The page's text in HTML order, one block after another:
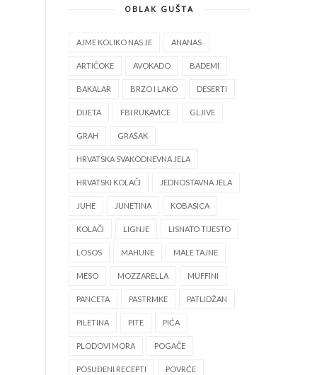
OBLAK GUŠTA
AJME KOLIKO NAS JE ANANAS
ARTIČOKE AVOKADO BADEMI
BAKALAR BRZO I LAKO DESERTI
DIJETA FBI RUKAVICE GLJIVE
GRAH GRAŠAK
HRVATSKA SVAKODNEVNA JELA
HRVATSKI KOLAČI JEDNOSTAVNA JELA
JUHE JUNETINA KOBASICA
KOLAČI LIGNJE LISNATO TIJESTO
LOSOS MAHUNE MALE TAJNE
MESO MOZZARELLA MUFFINI
PANCETA PASTRMKE PATLIDŽAN
PILETINA PITE PIĆA
PLODOVI MORA POGAČE
POSUĐENI RECEPTI POVRĆE